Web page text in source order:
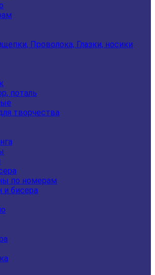
Проволока, Глазки, носики
поталь
творчества
по номерам
и бисера